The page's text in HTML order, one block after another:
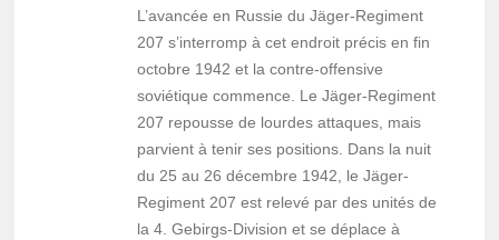
L’avancée en Russie du Jäger-Regiment
207 s’interromp à cet endroit précis en fin
octobre 1942 et la contre-offensive
soviétique commence. Le Jäger-Regiment
207 repousse de lourdes attaques, mais
parvient à tenir ses positions. Dans la nuit
du 25 au 26 décembre 1942, le Jäger-
Regiment 207 est relevé par des unités de
la 4. Gebirgs-Division et se déplace à